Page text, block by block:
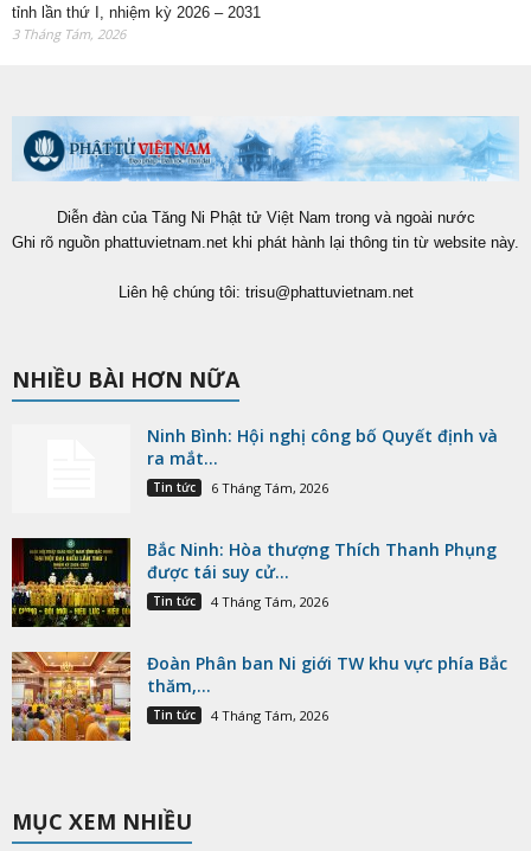
tỉnh lần thứ I, nhiệm kỳ 2026 – 2031
3 Tháng Tám, 2026
Diễn đàn của Tăng Ni Phật tử Việt Nam trong và ngoài nước
Ghi rõ nguồn phattuvietnam.net khi phát hành lại thông tin từ website này.
Liên hệ chúng tôi: trisu@phattuvietnam.net
NHIỀU BÀI HƠN NỮA
Ninh Bình: Hội nghị công bố Quyết định và
ra mắt...
Tin tức 6 Tháng Tám, 2026
Bắc Ninh: Hòa thượng Thích Thanh Phụng
được tái suy cử...
Tin tức 4 Tháng Tám, 2026
Đoàn Phân ban Ni giới TW khu vực phía Bắc
thăm,...
Tin tức 4 Tháng Tám, 2026
MỤC XEM NHIỀU